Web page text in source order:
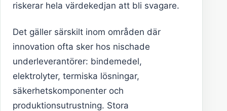
riskerar hela värdekedjan att bli svagare.
Det gäller särskilt inom områden där
innovation ofta sker hos nischade
underleverantörer: bindemedel,
elektrolyter, termiska lösningar,
säkerhetskomponenter och
produktionsutrustning. Stora